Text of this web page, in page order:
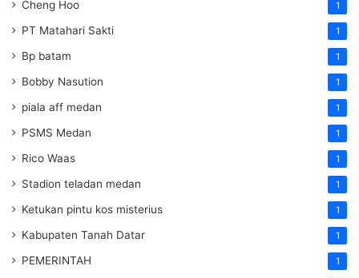
Cheng Hoo 1
PT Matahari Sakti 1
Bp batam 1
Bobby Nasution 1
piala aff medan 1
PSMS Medan 1
Rico Waas 1
Stadion teladan medan 1
Ketukan pintu kos misterius 1
Kabupaten Tanah Datar 1
PEMERINTAH 1